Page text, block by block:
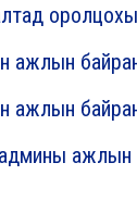
ажлын
ажлын
ажлын